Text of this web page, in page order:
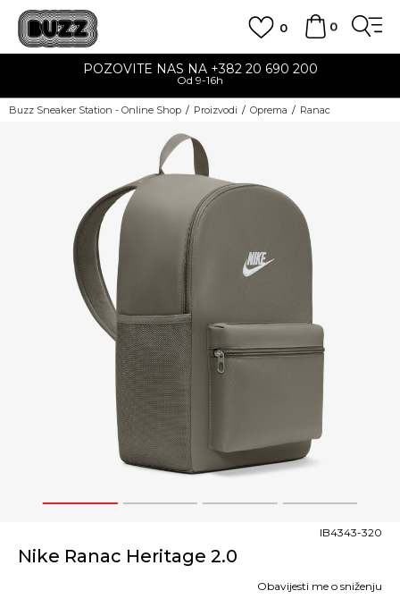
0
0
POZOVITE NAS NA +382 20 690 200
Od 9-16h
Buzz Sneaker Station - Online Shop Proizvodi Oprema Ranac
1 2 3 4
Nike Ranac Heritage 2.0
IB4343-320
Obavijesti me o sniženju